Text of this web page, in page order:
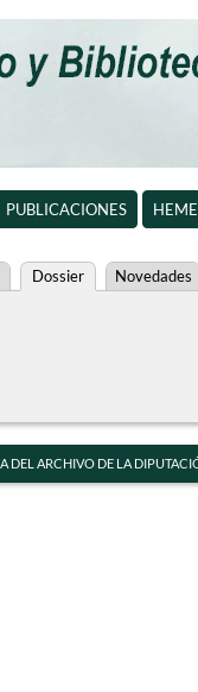
PUBLICACIONES
Dossier Novedades
DEL ARCHIVO DE LA